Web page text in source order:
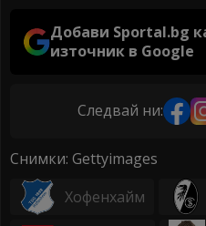
Добави Sportal.bg
източник в Google
Следвай ни:
Снимки: Gettyimages
Хофенхайм